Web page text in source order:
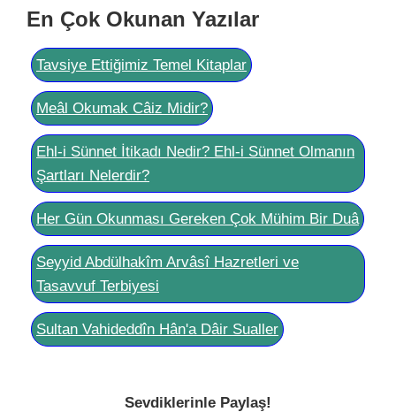
En Çok Okunan Yazılar
Tavsiye Ettiğimiz Temel Kitaplar
Meâl Okumak Câiz Midir?
Ehl-i Sünnet İtikadı Nedir? Ehl-i Sünnet Olmanın
Şartları Nelerdir?
Her Gün Okunması Gereken Çok Mühim Bir Duâ
Seyyid Abdülhakîm Arvâsî Hazretleri ve
Tasavvuf Terbiyesi
Sultan Vahideddîn Hân'a Dâir Sualler
Sevdiklerinle Paylaş!